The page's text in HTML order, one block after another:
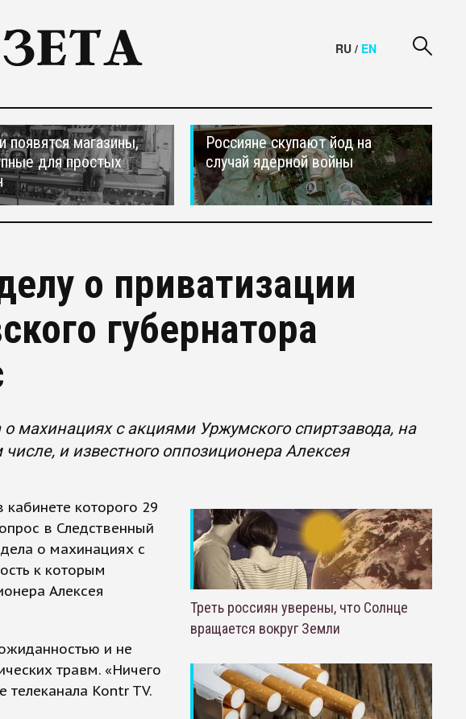
RU / EN
появятся магазины,
для простых
Россияне скупают йод на
случай ядерной войны
о приватизации
губернатора
махинациях с акциями Уржумского спиртзавода, на
и известного оппозиционера Алексея
которого 29
в Следственный
о махинациях с
к которым
Алексея
и не
травм. «Ничего
Kontr TV.
Треть россиян уверены, что Солнце
вращается вокруг Земли